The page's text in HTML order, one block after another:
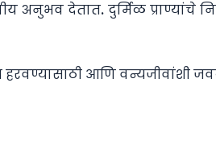
अनुभव देतात. दुर्मिळ प्राण्यांचे
आणि वन्यजीवांशी